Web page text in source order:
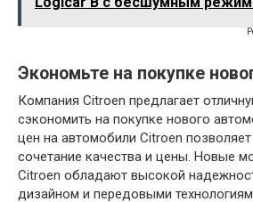
Экономьте на покупке
Компания Citroen предлагает
сэкономить на покупке нового
цен на автомобили Citroen
сочетание качества и цены. Новые
Citroen обладают высокой
дизайном и передовыми